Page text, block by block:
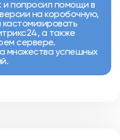
и попросил помощи в
на коробочную,
кастомизировать
а также
сервере.
множества успешных